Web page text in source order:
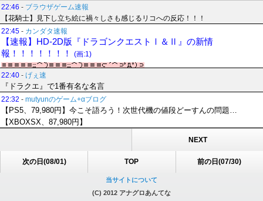
22:46 - ブラウザゲーム速報
【花騎士】見下し立ち絵に禍々しさも感じるリコへの反応！！！
22:45 - カンダタ速報
【速報】HD-2D版『ドラゴンクエストⅠ＆Ⅱ』の新情
報！！！！！！！
(画:1)
22:40 - げぇ速
『ドラクエ』で1番有名な名言
22:32 - mutyunのゲーム+αブログ
【PS5、79,980円】今こそ語ろう！次世代機の値段どーすんの問題…
【XBOXSX、87,980円】
NEXT
次の日(08/01) TOP 前の日(07/30)
当サイトについて
(C) 2012 アナグロあんてな